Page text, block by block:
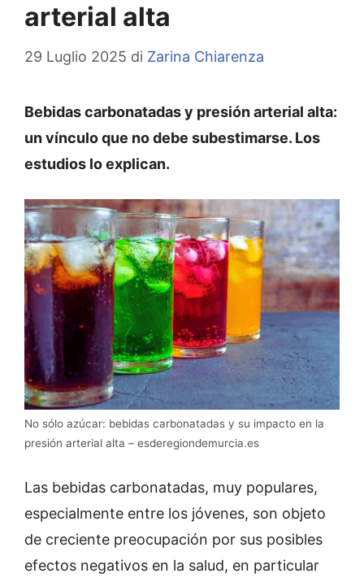
arterial alta
29 Luglio 2025 di Zarina Chiarenza
Bebidas carbonatadas y presión arterial alta:
un vínculo que no debe subestimarse. Los
estudios lo explican.
No sólo azúcar: bebidas carbonatadas y su impacto en la
presión arterial alta – esderegiondemurcia.es
Las bebidas carbonatadas, muy populares,
especialmente entre los jóvenes, son objeto
de creciente preocupación por sus posibles
efectos negativos en la salud, en particular